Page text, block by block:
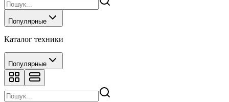
Популярные
Каталог техники
Популярные